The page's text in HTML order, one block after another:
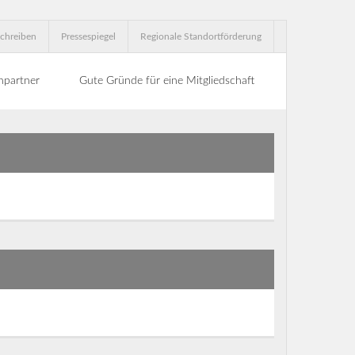
Pressespiegel Regionale Standortförderung
Gute Gründe für eine Mitgliedschaft